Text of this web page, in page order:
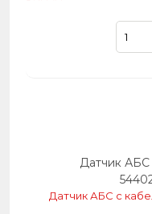
Датчик АБС
Датчик АБС с